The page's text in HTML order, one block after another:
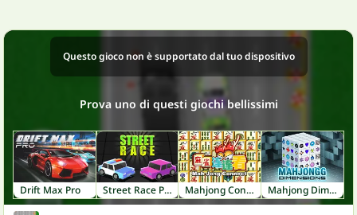
Questo gioco non è supportato dal tuo dispositivo
Prova uno di questi giochi bellissimi
Drift Max Pro Street Race Police Mahjong Connect Mahjong Dimensions